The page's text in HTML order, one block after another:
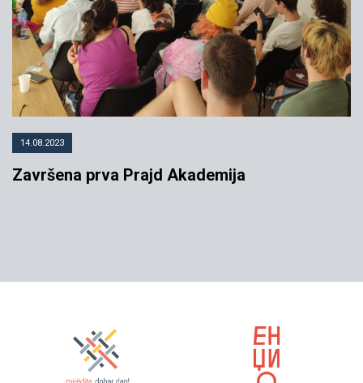
14.08.2023
Završena prva Prajd Akademija